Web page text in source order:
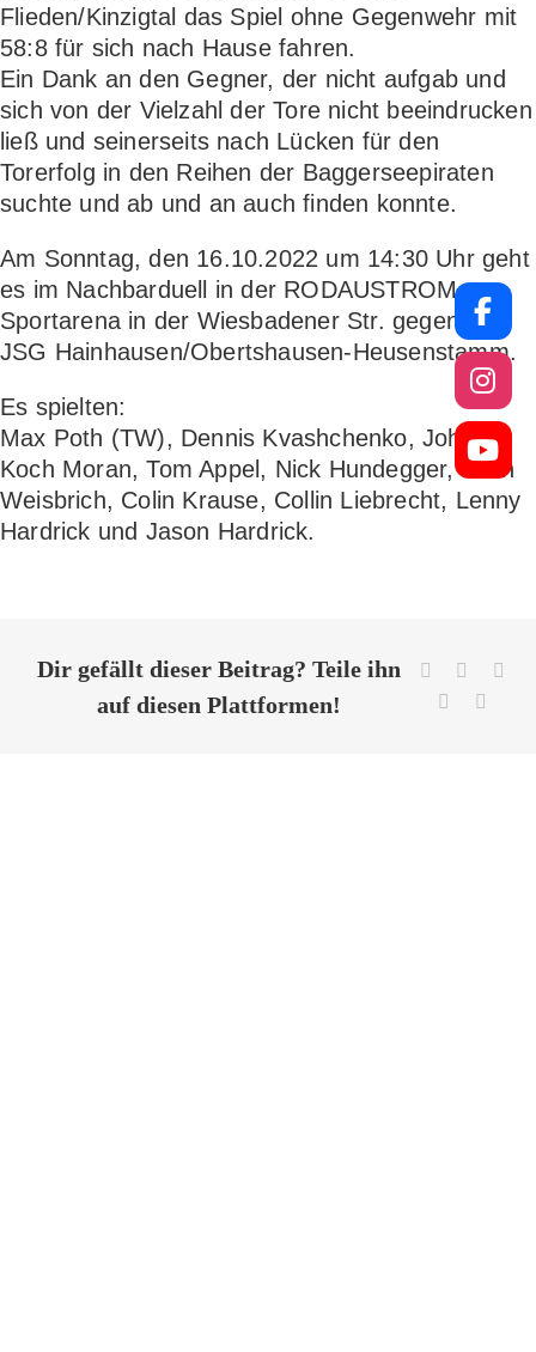
Flieden/Kinzigtal das Spiel ohne Gegenwehr mit
58:8 für sich nach Hause fahren.
Ein Dank an den Gegner, der nicht aufgab und
sich von der Vielzahl der Tore nicht beeindrucken
ließ und seinerseits nach Lücken für den
Torerfolg in den Reihen der Baggerseepiraten
suchte und ab und an auch finden konnte.
Am Sonntag, den 16.10.2022 um 14:30 Uhr geht
es im Nachbarduell in der RODAUSTROM
Sportarena in der Wiesbadener Str. gegen die
JSG Hainhausen/Obertshausen-Heusenstamm.
Es spielten:
Max Poth (TW), Dennis Kvashchenko, John
Koch Moran, Tom Appel, Nick Hundegger, Yven
Weisbrich, Colin Krause, Collin Liebrecht, Lenny
Hardrick und Jason Hardrick.
Dir gefällt dieser Beitrag? Teile ihn
auf diesen Plattformen!
Facebook
WhatsApp